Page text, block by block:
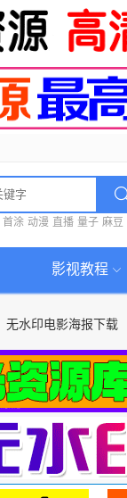
首涂 动漫 直播 量子 麻豆
影视教程
无水印电影海报下载